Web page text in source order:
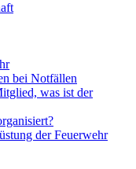
bei Notfällen
was ist der
der Feuerwehr